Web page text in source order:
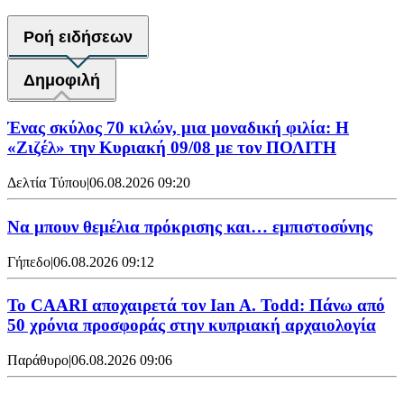
Ροή ειδήσεων
Δημοφιλή
Ένας σκύλος 70 κιλών, μια μοναδική φιλία: Η
«Ζιζέλ» την Κυριακή 09/08 με τον ΠΟΛΙΤΗ
Δελτία Τύπου|06.08.2026 09:20
Να μπουν θεμέλια πρόκρισης και… εμπιστοσύνης
Γήπεδο|06.08.2026 09:12
Το CAARI αποχαιρετά τον Ian A. Todd: Πάνω από
50 χρόνια προσφοράς στην κυπριακή αρχαιολογία
Παράθυρο|06.08.2026 09:06